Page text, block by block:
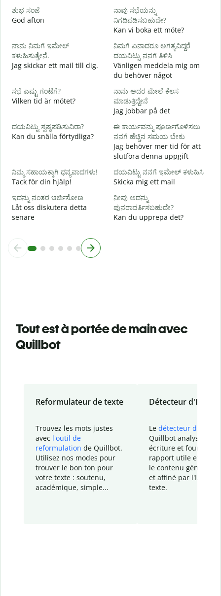
ಶುಭ ಸಂಜೆ
God afton
ನಾವು ಸಭೆಯನ್ನು
ನಿಗದಿಪಡಿಸಬಹುದೇ?
Kan vi boka ett möte?
ನಾನು ನಿಮಗೆ ಇಮೇಲ್
ಕಳುಹಿಸುತ್ತೇನೆ.
Jag skickar ett mail till dig.
ನಿಮಗೆ ಏನಾದರೂ ಅಗತ್ಯವಿದ್ದರೆ
ದಯವಿಟ್ಟು ನನಗೆ ತಿಳಿಸಿ
Vänligen meddela mig om
du behöver något
ಸಭೆ ಎಷ್ಟು ಗಂಟೆಗೆ?
Vilken tid är mötet?
ನಾನು ಅದರ ಮೇಲೆ ಕೆಲಸ
ಮಾಡುತ್ತಿದ್ದೇನೆ
Jag jobbar på det
ದಯವಿಟ್ಟು ಸ್ಪಷ್ಟಪಡಿಸುವಿರಾ?
Kan du snälla förtydliga?
ಈ ಕಾರ್ಯವನ್ನು ಪೂರ್ಣಗೊಳಿಸಲು
ನನಗೆ ಹೆಚ್ಚಿನ ಸಮಯ ಬೇಕು
Jag behöver mer tid för att
slutföra denna uppgift
ನಿಮ್ಮ ಸಹಾಯಕ್ಕಾಗಿ ಧನ್ಯವಾದಗಳು!
Tack för din hjälp!
ದಯವಿಟ್ಟು ನನಗೆ ಇಮೇಲ್ ಕಳುಹಿಸಿ
Skicka mig ett mail
ಇದನ್ನು ನಂತರ ಚರ್ಚಿಸೋಣ
Låt oss diskutera detta
senare
ನೀವು ಅದನ್ನು
ಪುನರಾವರ್ತಿಸಬಹುದೇ?
Kan du upprepa det?
Tout est à portée de main avec
Quillbot
Reformulateur de texte
Trouvez les mots justes
avec l'outil de
reformulation de Quillbot.
Utilisez nos modes pour
trouver le bon ton pour
votre texte : soutenu,
académique, simple...
Détecteur d'IA
Le détecteur d'IA
Quillbot analyse votre
écriture et fournit un
rapport utile et
le contenu généré
et affiné par l'IA
texte.